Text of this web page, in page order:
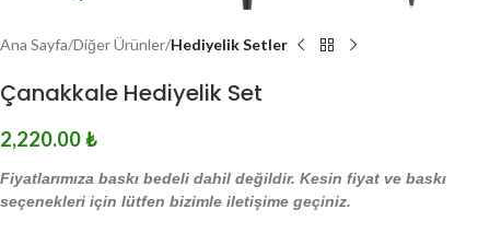
Ana Sayfa Diğer Ürünler Hediyelik Setler
Çanakkale Hediyelik Set
2,220.00₺
Fiyatlarımıza baskı bedeli dahil değildir. Kesin fiyat ve baskı
seçenekleri için lütfen bizimle iletişime geçiniz.